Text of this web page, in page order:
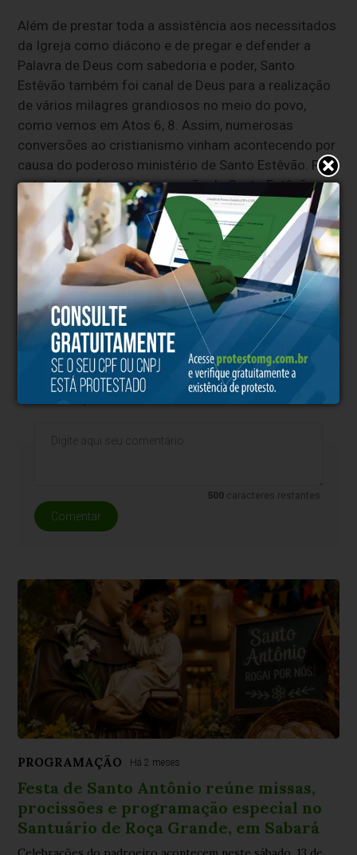
Além de prestar toda a assistência aos necessitados
da Igreja como diácono e de pregar e defender a
Palavra de Deus com sabedoria e poder, Santo
Estêvão também foi canal de Deus para a realização
de vários milagres grandiosos no meio do povo,
como vemos em Atos 6, 8. Assim, numerosas
conversões ao cristianismo vinham acontecendo por
causa do poderoso ministério de Santo Estêvão. Por
outro lado, a força da pregação de Santo Estêvão
incomodou os líderes judeus de Jerusalém.
Clique aqui e faça parte do nosso grupo no
WhatsApp
* O conteúdo de cada comentário é de responsabilidade de quem
realizá-lo. Nos reservamos ao direito de reprovar ou eliminar
comentários em desacordo com o propósito do site ou que
500 caracteres restantes.
Comentar
PROGRAMAÇÃO Há 2 meses
Festa de Santo Antônio reúne missas,
procissões e programação especial no
Santuário de Roça Grande, em Sabará